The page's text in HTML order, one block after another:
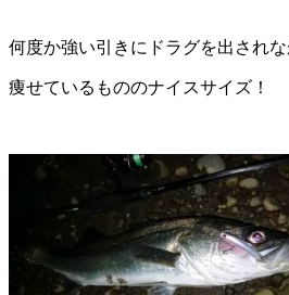
何度か強い引きにドラグを出されな
痩せているもののナイスサイズ！